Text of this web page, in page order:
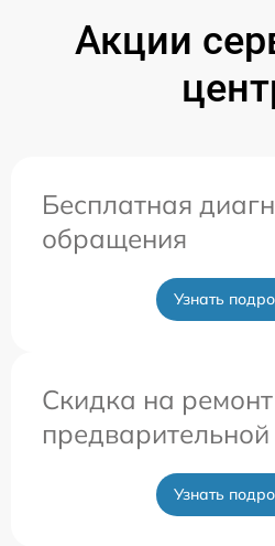
Акции
Бесплатная
обращения
Узнать
Скидка на
Узнать